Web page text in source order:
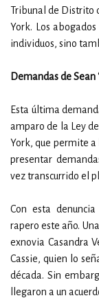
Tribunal de Distrito
York. Los
individuos, sino
Demandas de Sean
Esta última
amparo de la Ley
York, que permite
presentar
vez transcurrido el
Con esta
rapero este año.
exnovia Casandra
Cassie, quien lo
década. Sin
llegaron a un